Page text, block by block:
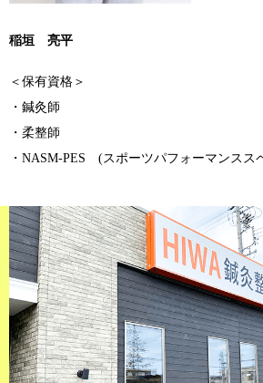
稲垣 亮平
＜保有資格＞
・鍼灸師
・柔整師
・NASM-PES (スポーツパフォーマンスス